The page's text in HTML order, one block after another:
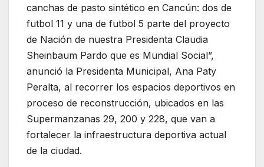
canchas de pasto sintético en Cancún: dos de
futbol 11 y una de futbol 5 parte del proyecto
de Nación de nuestra Presidenta Claudia
Sheinbaum Pardo que es Mundial Social”,
anunció la Presidenta Municipal, Ana Paty
Peralta, al recorrer los espacios deportivos en
proceso de reconstrucción, ubicados en las
Supermanzanas 29, 200 y 228, que van a
fortalecer la infraestructura deportiva actual
de la ciudad.